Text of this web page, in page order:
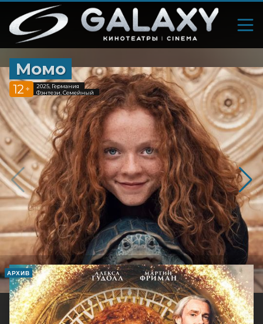
Момо
12 +
2025, Германия
Фэнтези, Семейный
АРХИВ